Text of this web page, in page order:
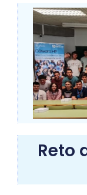
Reto